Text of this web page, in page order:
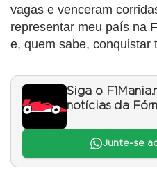
vagas e venceram
representar meu país na
e, quem sabe, conquistar
Siga o
notícias da
Junte-se